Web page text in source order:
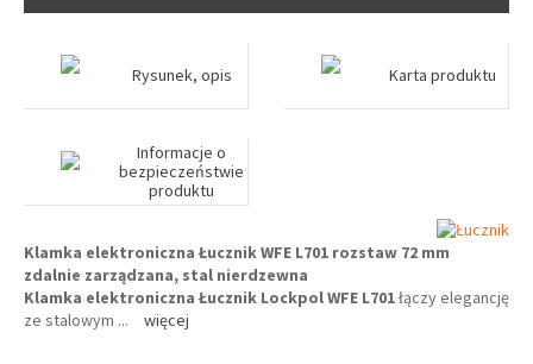
Rysunek, opis Karta produktu
Informacje o
bezpieczeństwie
produktu
Klamka elektroniczna Łucznik WFE L701 rozstaw 72 mm
zdalnie zarządzana, stal nierdzewna
Klamka elektroniczna Łucznik Lockpol WFE L701łączy elegancję
ze stalowym ... więcej